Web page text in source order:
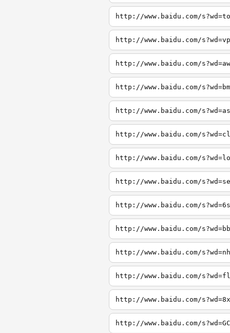
http://www.baidu.com/
http://www.baidu.com/
http://www.baidu.com/
http://www.baidu.com/
http://www.baidu.com/
http://www.baidu.com/
http://www.baidu.com/
http://www.baidu.com/
http://www.baidu.com/
http://www.baidu.com/
http://www.baidu.com/
http://www.baidu.com/
http://www.baidu.com/
http://www.baidu.com/